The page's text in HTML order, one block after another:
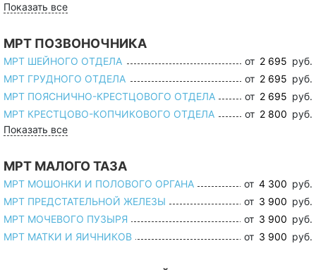
Показать все
МРТ ПОЗВОНОЧНИКА
МРТ ШЕЙНОГО ОТДЕЛА от 2 695 руб.
МРТ ГРУДНОГО ОТДЕЛА
от 2 695 руб.
МРТ ПОЯСНИЧНО-КРЕСТЦОВОГО ОТДЕЛА
от 2 695 руб.
МРТ КРЕСТЦОВО-КОПЧИКОВОГО ОТДЕЛА
от 2 800 руб.
Показать все
МРТ МАЛОГО ТАЗА
МРТ МОШОНКИ И ПОЛОВОГО ОРГАНА от 4 300 руб.
МРТ ПРЕДСТАТЕЛЬНОЙ ЖЕЛЕЗЫ
от 3 900 руб.
МРТ МОЧЕВОГО ПУЗЫРЯ
от 3 900 руб.
МРТ МАТКИ И ЯИЧНИКОВ
от 3 900 руб.